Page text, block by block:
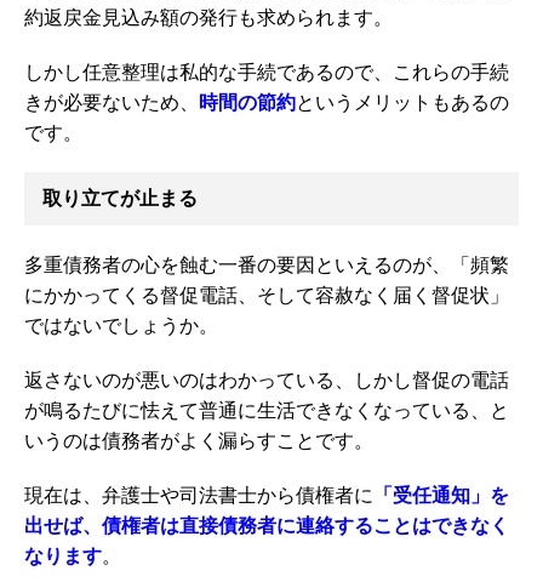
約返戻金見込み額の発行も求められます。
しかし任意整理は私的な手続であるので、これらの手続
きが必要ないため、
時間の節約というメリットもあるの
です。
取り立てが止まる
多重債務者の心を蝕む一番の要因といえるのが、「頻繁
にかかってくる督促電話、そして容赦なく届く督促状」
ではないでしょうか。
返さないのが悪いのはわかっている、しかし督促の電話
が鳴るたびに怯えて普通に生活できなくなっている、と
いうのは債務者がよく漏らすことです。
現在は、弁護士や司法書士から債権者に
「受任通知」を
出せば、債権者は直接債務者に連絡することはできなく
なります。